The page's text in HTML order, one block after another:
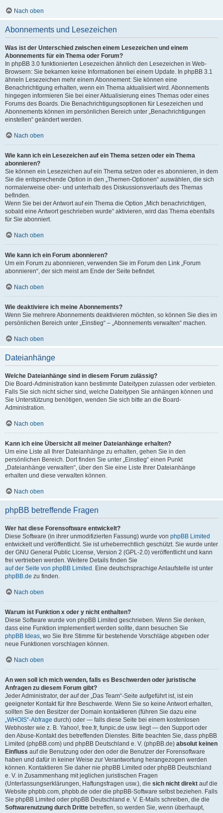
Nach oben
Abonnements und Lesezeichen
Was ist der Unterschied zwischen einem Lesezeichen und einem
Abonnements für ein Thema oder Forum?
In phpBB 3.0 funktionierten Lesezeichen ähnlich den Lesezeichen in Web-
Browsern: Sie bekamen keine Informationen bei einem Update. In phpBB 3.1
ähneln Lesezeichen mehr einem Abonnement: Sie können eine
Benachrichtigung erhalten, wenn ein Thema aktualisiert wird. Abonnements
hingegen informieren Sie bei einer Aktualisierung eines Themas oder eines
Forums des Boards. Die Benachrichtigungsoptionen für Lesezeichen und
Abonnements können im persönlichen Bereich unter „Benachrichtigungen
einstellen“ geändert werden.
Nach oben
Wie kann ich ein Lesezeichen auf ein Thema setzen oder ein Thema
abonnieren?
Sie können ein Lesezeichen auf ein Thema setzen oder es abonnieren, in dem
Sie die entsprechende Option in den „Themen-Optionen“ auswählen, die sich
normalerweise ober- und unterhalb des Diskussionsverlaufs des Themas
befinden.
Wenn Sie bei der Antwort auf ein Thema die Option „Mich benachrichtigen,
sobald eine Antwort geschrieben wurde“ aktivieren, wird das Thema ebenfalls
für Sie abonniert.
Nach oben
Wie kann ich ein Forum abonnieren?
Um ein Forum zu abonnieren, verwenden Sie im Forum den Link „Forum
abonnieren“, der sich meist am Ende der Seite befindet.
Nach oben
Wie deaktiviere ich meine Abonnements?
Wenn Sie mehrere Abonnements deaktivieren möchten, so können Sie dies im
persönlichen Bereich unter „Einstieg“ – „Abonnements verwalten“ machen.
Nach oben
Dateianhänge
Welche Dateianhänge sind in diesem Forum zulässig?
Die Board-Administration kann bestimmte Dateitypen zulassen oder verbieten.
Falls Sie sich nicht sicher sind, welche Dateitypen Sie anhängen können und
Sie Unterstützung benötigen, wenden Sie sich bitte an die Board-
Administration.
Nach oben
Kann ich eine Übersicht all meiner Dateianhänge erhalten?
Um eine Liste all Ihrer Dateianhänge zu erhalten, gehen Sie in den
persönlichen Bereich. Dort finden Sie unter „Einstieg“ einen Punkt
„Dateianhänge verwalten“, über den Sie eine Liste Ihrer Dateianhänge
erhalten und diese verwalten können.
Nach oben
phpBB betreffende Fragen
Wer hat diese Forensoftware entwickelt?
Diese Software (in ihrer unmodifizierten Fassung) wurde von phpBB Limited
entwickelt und veröffentlicht. Sie ist urheberrechtlich geschützt. Sie wurde unter
der GNU General Public License, Version 2 (GPL-2.0) veröffentlicht und kann
frei vertrieben werden. Weitere Details finden Sie
auf der Seite von phpBB Limited . Eine deutschsprachige Anlaufstelle ist unter
phpBB.de zu finden.
Nach oben
Warum ist Funktion x oder y nicht enthalten?
Diese Software wurde von phpBB Limited geschrieben. Wenn Sie denken,
dass eine Funktion implementiert werden sollte, dann besuchen Sie
phpBB Ideas, wo Sie Ihre Stimme für bestehende Vorschläge abgeben oder
neue Funktionen vorschlagen können.
Nach oben
An wen soll ich mich wenden, falls es Beschwerden oder juristische
Anfragen zu diesem Forum gibt?
Jeder Administrator, der auf der „Das Team“-Seite aufgeführt ist, ist ein
geeigneter Kontakt für Ihre Beschwerde. Wenn Sie so keine Antwort erhalten,
sollten Sie den Besitzer der Domain kontaktieren (führen Sie dazu eine
„WHOIS“-Abfrage durch) oder — falls diese Seite bei einem kostenlosen
Webhoster wie z. B. Yahoo!, free.fr, funpic.de usw. liegt — den Support oder
den Abuse-Kontakt des betreffenden Dienstes. Bitte beachten Sie, dass phpBB
Limited (phpBB.com) und phpBB Deutschland e. V. (phpBB.de) absolut keinen
Einfluss auf die Benutzung oder den oder die Benutzer der Forensoftware
haben und dafür in keiner Weise zur Verantwortung herangezogen werden
können. Kontaktieren Sie daher nie phpBB Limited oder phpBB Deutschland
e. V. in Zusammenhang mit jeglichen juristischen Fragen
(Unterlassungserklärungen, Haftungsfragen usw.), die sich nicht direkt auf die
Website phpbb.com, phpbb.de oder die phpBB-Software selbst beziehen. Falls
Sie phpBB Limited oder phpBB Deutschland e. V. E-Mails schreiben, die die
Softwarenutzung durch Dritte betreffen, so werden Sie, wenn überhaupt,